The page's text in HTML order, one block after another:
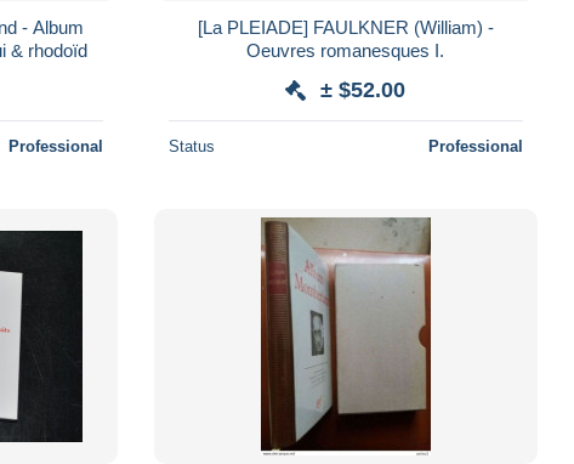
- Album
& rhodoïd
Professional
[La PLEIADE] FAULKNER (William) -
Oeuvres romanesques I.
± $52.00
Status Professional